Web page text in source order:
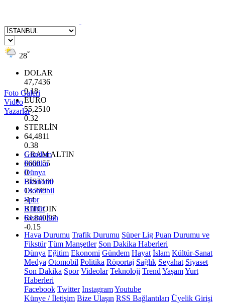
28°
DOLAR
47,7436
0.18
EURO
55,2510
0.32
STERLİN
64,4811
0.38
GRAM ALTIN
6660.55
0
BİST100
13.779
-14
BITCOIN
64.840,97
-0.15
Foto Galeri
Video
Yazarlar
Gündem
Politika
Dünya
Ekonomi
Otomobil
Spor
Kültür
Resmi İlan
Hava Durumu Trafik Durumu Süper Lig Puan Durumu ve
Fikstür Tüm Manşetler Son Dakika Haberleri
Dünya Eğitim Ekonomi Gündem Hayat İslam Kültür-Sanat
Medya Otomobil Politika Röportaj Sağlık Seyahat Siyaset
Son Dakika Spor Videolar Teknoloji Trend YaşamYurt
Haberleri
Facebook Twitter InstagramYoutube
Künye / İletişim Bize Ulaşın RSS Bağlantıları Üyelik Girişi